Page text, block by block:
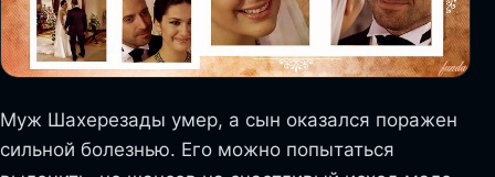
Муж Шахерезады умер, а сын оказался поражен
сильной болезнью. Его можно попытаться